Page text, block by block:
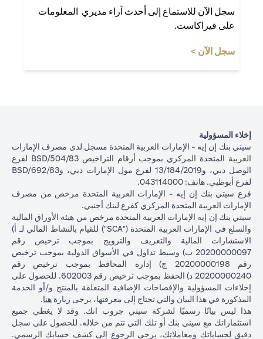
سجل الآن للاستماع إلى أحدث آراء مديري المعلومات
على فيراكاست.
سجل الآن >
إخلاء المسؤولية
سيتي بنك إن إيه - الإمارات العربية المتحدة مسجل لدى مصرف الإمارات
العربية المتحدة المركزي بموجب أرقام التراخيص BSD/504/83 لفرع
الوصل دبي، و13/184/2019 لفرع مول الإمارات دبي، وBSD/692/83
لفرع أبوظبي. هاتف: 043114000.
فرع سيتي بنك إن إيه - الإمارات العربية المتحدة مرخص من مصرف
الإمارات العربية المتحدة المركزي كفرع لبنك أجنبي.
سيتي بنك إن إيه الإمارات العربية المتحدة مرخص من هيئة الأوراق المالية
والسلع في الإمارات العربية المتحدة ("SCA") للقيام بالنشاط المالي لـ أ)
الاستشارات المالية والتعريف والترويج بموجب ترخيص رقم
20200000097 ب) وسيط تداول في الأسواق الدولية بموجب ترخيص
رقم 20200000198 ج) إدارة المحافظ بموجب ترخيص رقم
20200000240 د) الحفظ بموجب ترخيص رقم 602003. للحصول على
إخلاءات المسؤولية والإفصاحات الإضافية المتعلقة بالمنتج و/أو الخدمة
المذكورة في هذا البيان والتي تحتاج إلى معرفتها، يرجى زيارة هنا.
هذا ليس بيانًا رسميًا لشركة سيتي جروب انك. وقد لا يغطي جميع
استثماراتك مع سيتي بنك أو تلك التي تتم من خلاله. للحصول على سجل
دقيق لحساباتك ومعاملاتك، يرجى الرجوع إلى كشف حسابك الرسمي.